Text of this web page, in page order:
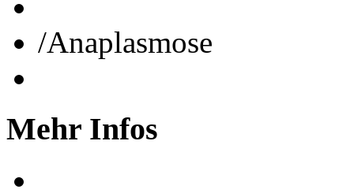
/Anaplasmose
Mehr Infos